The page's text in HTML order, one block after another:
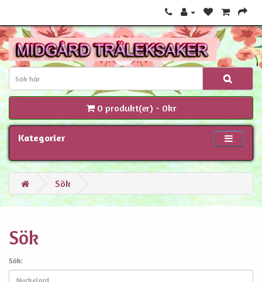
0 produkt(er) - 0kr
Kategorier
Sök
Sök
Sök: